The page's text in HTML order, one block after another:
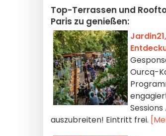
Top-Terrassen und
Paris zu genießen:
Ourcq-
auszubreiten! Eintritt frei.